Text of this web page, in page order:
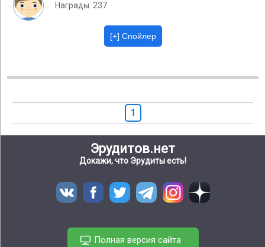
Награды: 237
1
Эрудитов.нет
Докажи, что Эрудиты есть!
Полная версия сайта